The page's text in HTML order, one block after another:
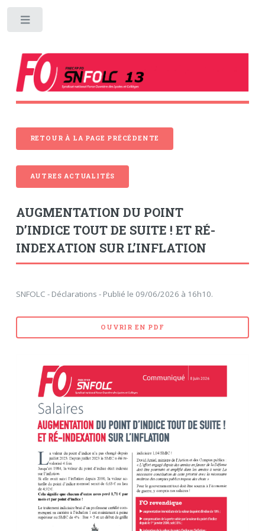
RETOUR À LA PAGE PRÉCÉDENTE
AUTRES ACTUALITÉS
AUGMENTATION DU POINT
D’INDICE TOUT DE SUITE ! ET RÉ-
INDEXATION SUR L’INFLATION
SNFOLC - Déclarations - Publié le 09/06/2026 à 16h10.
OUVRIR EN PDF